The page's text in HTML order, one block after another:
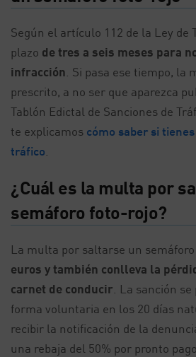
Según el artículo 112 de la Ley de
plazo de tres a seis meses para
infracción . Si pasa ese tiempo, la
prescrito, a no ser que aparezca
Tablón Edictal de Sanciones de
te explicamos cómo saber si
tráfico
¿Cuál es la multa por
semáforo foto-rojo?
La multa por saltarse un semáforo
euros y también conlleva la
carnet de conducir . La sanción
forma voluntaria en los 20 días
recibir la notificación de la
una rebaja del 50% por pronto